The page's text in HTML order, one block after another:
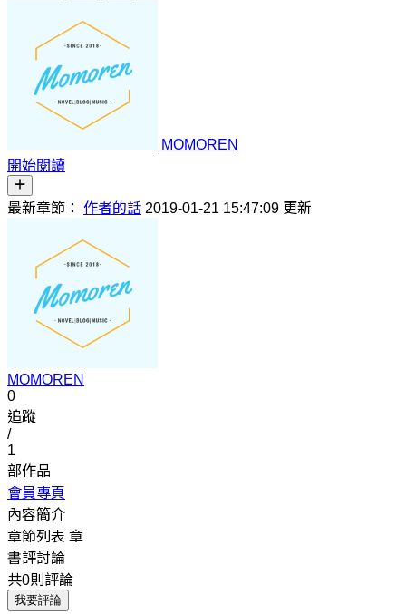
MOMOREN
開始閱讀
最新章節： 作者的話 2019-01-21 15:47:09 更新
MOMOREN
0
追蹤
/
1
部作品
會員專頁
內容簡介
章節列表 章
書評討論
共0則評論
我要評論